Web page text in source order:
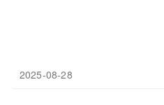
2025-08-28